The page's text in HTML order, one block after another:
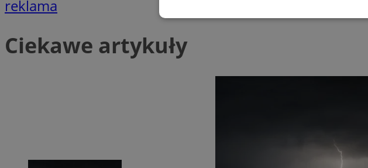
reklama
Ciekawe artykuły
Niezbędne Wydajność